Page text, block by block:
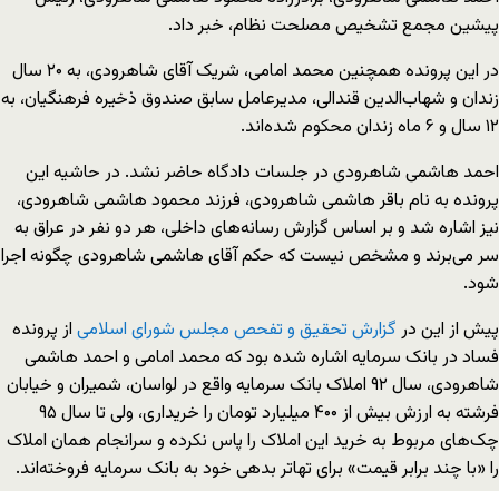
پیشین مجمع تشخیص مصلحت نظام، خبر داد.
در این پرونده همچنین محمد امامی، شریک آقای شاهرودی، به ۲۰ سال
زندان و شهاب‌الدین قندالی، مدیرعامل سابق صندوق ذخیره فرهنگیان، به
۱۲ سال و ۶ ماه زندان محکوم شده‌اند.
احمد هاشمی شاهرودی در جلسات دادگاه حاضر نشد. در حاشیه این
پرونده به نام باقر هاشمی‌ شاهرودی، فرزند محمود هاشمی شاهرودی،
نیز اشاره شد و بر اساس گزارش رسانه‌های داخلی، هر دو نفر در عراق به
سر می‌برند و مشخص نیست که حکم آقای هاشمی‌ شاهرودی چگونه اجرا
شود.
پیش از این در گزارش تحقیق و تفحص مجلس شورای اسلامی از پرونده
فساد در بانک سرمایه اشاره شده بود که محمد امامی و احمد هاشمی
شاهرودی، سال ۹۲ املاک بانک سرمایه واقع در لواسان، شمیران و خیابان
فرشته به ارزش بیش از ۴۰۰ میلیارد تومان را خریداری، ولی تا سال ۹۵
چک‌های مربوط به خرید این املاک را پاس نکرده و سرانجام همان املاک
را «با چند برابر قیمت» برای تهاتر بدهی خود به بانک سرمایه فروخته‌اند.